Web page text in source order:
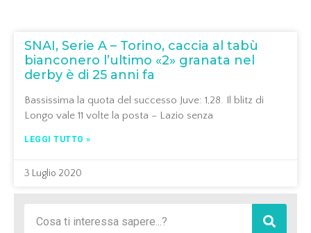
SNAI, Serie A – Torino, caccia al tabù
bianconero l’ultimo «2» granata nel
derby è di 25 anni fa
Bassissima la quota del successo Juve: 1,28. Il blitz di
Longo vale 11 volte la posta – Lazio senza
LEGGI TUTTO »
3 Luglio 2020